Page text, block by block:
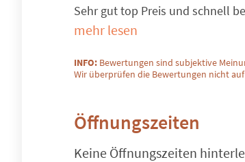
Sehr gut top Preis und schnell
mehr lesen
INFO: Bewertungen sind subjektive
Wir überprüfen die Bewertungen nicht
Öffnungszeiten
Keine Öffnungszeiten